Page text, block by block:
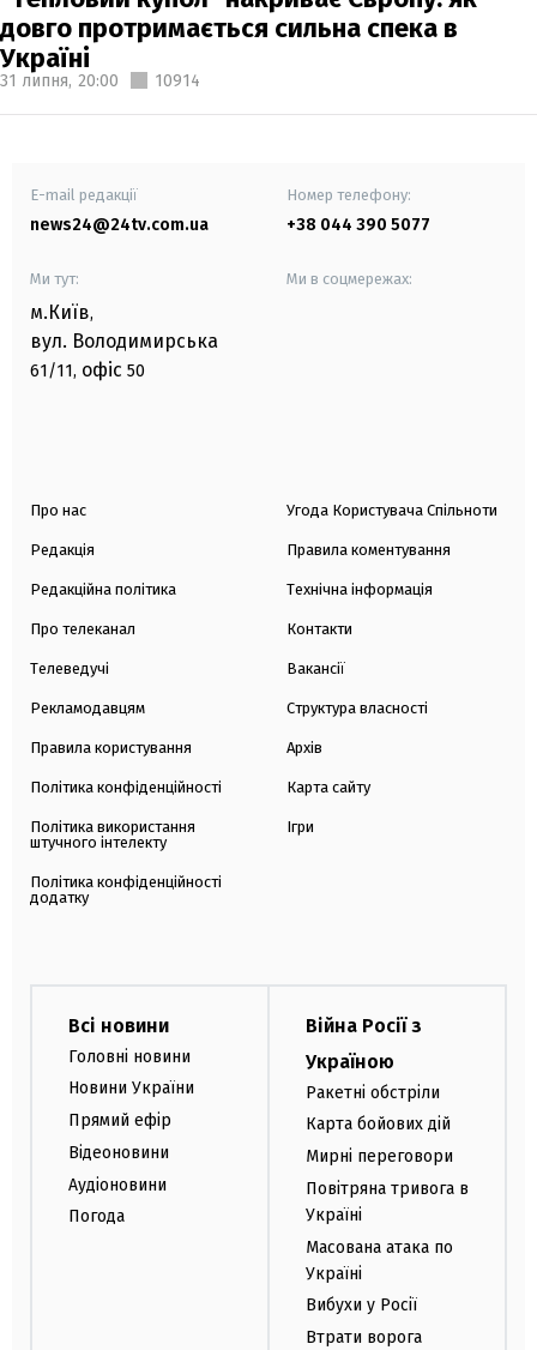
довго протримається сильна спека в
Україні
31 липня, 20:00 10914
E-mail редакції
news24@24tv.com.ua
Номер телефону:
+38 044 390 5077
Ми тут:
м.Київ,
вул. Володимирська
61/11, офіс 50
Ми в соцмережах:
Про нас
Редакція
Редакційна політика
Про телеканал
Телеведучі
Рекламодавцям
Правила користування
Політика конфіденційності
Політика використання
штучного інтелекту
Політика конфіденційності
додатку
Угода Користувача Спільноти
Правила коментування
Технічна інформація
Контакти
Вакансії
Структура власності
Архів
Карта сайту
Ігри
Всі новини
Головні новини
Новини України
Прямий ефір
Відеоновини
Аудіоновини
Погода
Війна Росії з
Україною
Ракетні обстріли
Карта бойових дій
Мирні переговори
Повітряна тривога в
Україні
Масована атака по
Україні
Вибухи у Росії
Втрати ворога